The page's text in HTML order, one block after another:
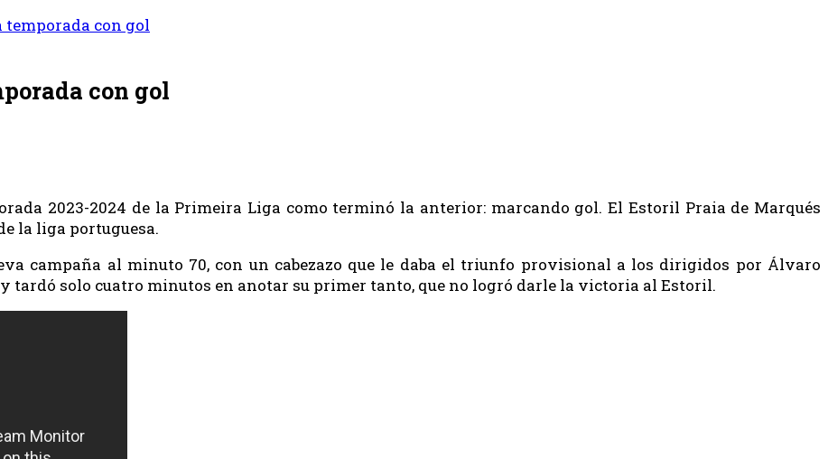
temporada con gol
con gol
2023-2024 de la Primeira Liga como terminó la anterior: marcando gol. El Estoril Praia de Marqués
la liga portuguesa.
campaña al minuto 70, con un cabezazo que le daba el triunfo provisional a los dirigidos por Álvaro
y tardó solo cuatro minutos en anotar su primer tanto, que no logró darle la victoria al Estoril.